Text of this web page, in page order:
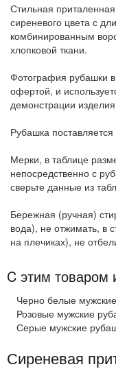
Стильная
сиреневого цвета с
комбинированным
хлопковой ткани.
Фотография рубашки
офертой, и
демонстрации
Рубашка поставляется
Мерки, в таблице
непосредственно с
сверьте данные из
Бережная (ручная)
вода), не отжимать, в
на плечиках), не
C этим товаром
Черно белые
Розовые мужские
Серые мужские
Сиреневая